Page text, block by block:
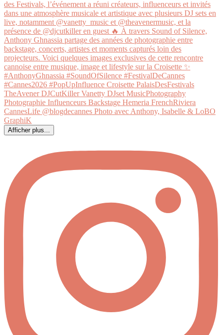
Afficher plus...